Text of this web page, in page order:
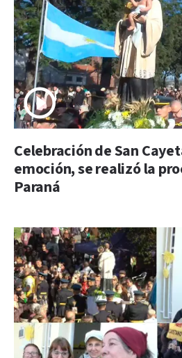
Celebración de San
emoción, se realizó la
Paraná